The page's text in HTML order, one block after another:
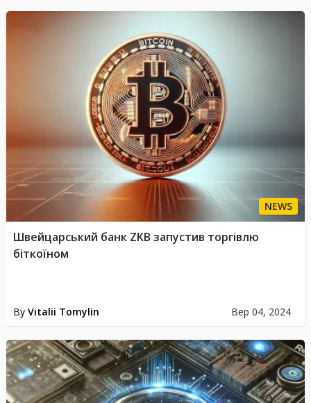
NEWS
By Vitalii Tomylin Вер 04, 2024
Швейцарський банк ZKB запустив торгівлю
біткоїном